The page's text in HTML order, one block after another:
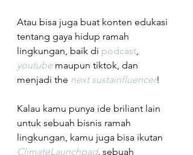
Atau bisa juga buat konten edukasi
tentang gaya hidup ramah
lingkungan, baik di podcast,
youtube maupun tiktok, dan
menjadi the next sustainfluencer!
Kalau kamu punya ide briliant lain
untuk sebuah bisnis ramah
lingkungan, kamu juga bisa ikutan
ClimateLaunchpad, sebuah